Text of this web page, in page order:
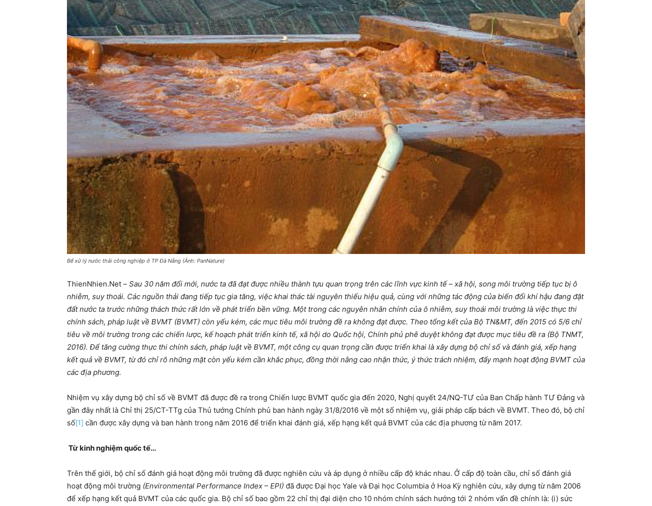
Bể xử lý nước thải công nghiệp ở TP Đà Nẵng (Ảnh: PanNature)
ThienNhien.Net – Sau 30 năm đổi mới, nước ta đã đạt được nhiều thành tựu quan trọng trên các lĩnh vực kinh tế – xã hội, song môi trường tiếp tục bị ô
nhiễm, suy thoái. Các nguồn thải đang tiếp tục gia tăng, việc khai thác tài nguyên thiếu hiệu quả, cùng với những tác động của biến đổi khí hậu đang đặt
đất nước ta trước những thách thức rất lớn về phát triển bền vững. Một trong các nguyên nhân chính của ô nhiễm, suy thoái môi trường là việc thực thi
chính sách, pháp luật về BVMT (BVMT) còn yếu kém, các mục tiêu môi trường đề ra không đạt được. Theo tổng kết của Bộ TN&MT, đến 2015 có 5/6 chỉ
tiêu về môi trường trong các chiến lược, kế hoạch phát triển kinh tế, xã hội do Quốc hội, Chính phủ phê duyệt không đạt được mục tiêu đề ra (Bộ TNMT,
2016). Để tăng cường thực thi chính sách, pháp luật về BVMT, một công cụ quan trọng cần được triển khai là xây dựng bộ chỉ số và đánh giá, xếp hạng
kết quả về BVMT, từ đó chỉ rõ những mặt còn yếu kém cần khắc phục, đồng thời nâng cao nhận thức, ý thức trách nhiệm, đẩy mạnh hoạt động BVMT của
các địa phương.
Nhiệm vụ xây dựng bộ chỉ số về BVMT đã được đề ra trong Chiến lược BVMT quốc gia đến 2020, Nghị quyết 24/NQ-TƯ của Ban Chấp hành TƯ Đảng và
gần đây nhất là Chỉ thị 25/CT-TTg của Thủ tướng Chính phủ ban hành ngày 31/8/2016 về một số nhiệm vụ, giải pháp cấp bách về BVMT. Theo đó, bộ chỉ
số[1] cần được xây dựng và ban hành trong năm 2016 để triển khai đánh giá, xếp hạng kết quả BVMT của các địa phương từ năm 2017.
Từ kinh nghiệm quốc tế…
Trên thế giới, bộ chỉ số đánh giá hoạt động môi trường đã được nghiên cứu và áp dụng ở nhiều cấp độ khác nhau. Ở cấp độ toàn cầu, chỉ số đánh giá
hoạt động môi trường (Environmental Performance Index – EPI) đã được Đại học Yale và Đại học Columbia ở Hoa Kỳ nghiên cứu, xây dựng từ năm 2006
để xếp hạng kết quả BVMT của các quốc gia. Bộ chỉ số bao gồm 22 chỉ thị đại diện cho 10 nhóm chính sách hướng tới 2 nhóm vấn đề chính là: (i) sức